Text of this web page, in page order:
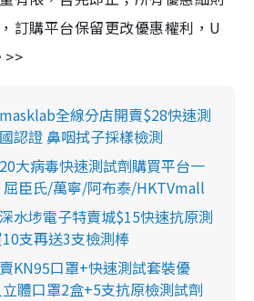
訂購平台保留更改優惠權利，U
>>
全線分店開賣$28快速測
認證 鼻咽拭子採樣檢測
大病毒快速測試劑購買平台一
臣氏/萬寧/阿布泰/HKTVmall
水埗電子特賣城$15快速抗原測
支再送3支檢測棒
KN95口罩+快速測試套裝優
體口罩2盒+5支抗原檢測試劑